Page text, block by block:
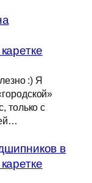
:) Я
только с
в